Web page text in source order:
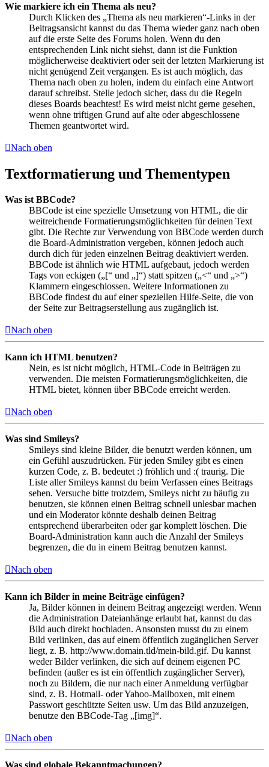
Wie markiere ich ein Thema als neu?
Durch Klicken des „Thema als neu markieren“-Links in der
Beitragsansicht kannst du das Thema wieder ganz nach oben
auf die erste Seite des Forums holen. Wenn du den
entsprechenden Link nicht siehst, dann ist die Funktion
möglicherweise deaktiviert oder seit der letzten Markierung ist
nicht genügend Zeit vergangen. Es ist auch möglich, das
Thema nach oben zu holen, indem du einfach eine Antwort
darauf schreibst. Stelle jedoch sicher, dass du die Regeln
dieses Boards beachtest! Es wird meist nicht gerne gesehen,
wenn ohne triftigen Grund auf alte oder abgeschlossene
Themen geantwortet wird.
Nach oben
Textformatierung und Thementypen
Was ist BBCode?
BBCode ist eine spezielle Umsetzung von HTML, die dir
weitreichende Formatierungsmöglichkeiten für deinen Text
gibt. Die Rechte zur Verwendung von BBCode werden durch
die Board-Administration vergeben, können jedoch auch
durch dich für jeden einzelnen Beitrag deaktiviert werden.
BBCode ist ähnlich wie HTML aufgebaut, jedoch werden
Tags von eckigen („[“ und „]“) statt spitzen („<“ und „>“)
Klammern eingeschlossen. Weitere Informationen zu
BBCode findest du auf einer speziellen Hilfe-Seite, die von
der Seite zur Beitragserstellung aus zugänglich ist.
Nach oben
Kann ich HTML benutzen?
Nein, es ist nicht möglich, HTML-Code in Beiträgen zu
verwenden. Die meisten Formatierungsmöglichkeiten, die
HTML bietet, können über BBCode erreicht werden.
Nach oben
Was sind Smileys?
Smileys sind kleine Bilder, die benutzt werden können, um
ein Gefühl auszudrücken. Für jeden Smiley gibt es einen
kurzen Code, z. B. bedeutet :) fröhlich und :( traurig. Die
Liste aller Smileys kannst du beim Verfassen eines Beitrags
sehen. Versuche bitte trotzdem, Smileys nicht zu häufig zu
benutzen, sie können einen Beitrag schnell unlesbar machen
und ein Moderator könnte deshalb deinen Beitrag
entsprechend überarbeiten oder gar komplett löschen. Die
Board-Administration kann auch die Anzahl der Smileys
begrenzen, die du in einem Beitrag benutzen kannst.
Nach oben
Kann ich Bilder in meine Beiträge einfügen?
Ja, Bilder können in deinem Beitrag angezeigt werden. Wenn
die Administration Dateianhänge erlaubt hat, kannst du das
Bild auch direkt hochladen. Ansonsten musst du zu einem
Bild verlinken, das auf einem öffentlich zugänglichen Server
liegt, z. B. http://www.domain.tld/mein-bild.gif. Du kannst
weder Bilder verlinken, die sich auf deinem eigenen PC
befinden (außer es ist ein öffentlich zugänglicher Server),
noch zu Bildern, die nur nach einer Anmeldung verfügbar
sind, z. B. Hotmail- oder Yahoo-Mailboxen, mit einem
Passwort geschützte Seiten usw. Um das Bild anzuzeigen,
benutze den BBCode-Tag „[img]“.
Nach oben
Was sind globale Bekanntmachungen?